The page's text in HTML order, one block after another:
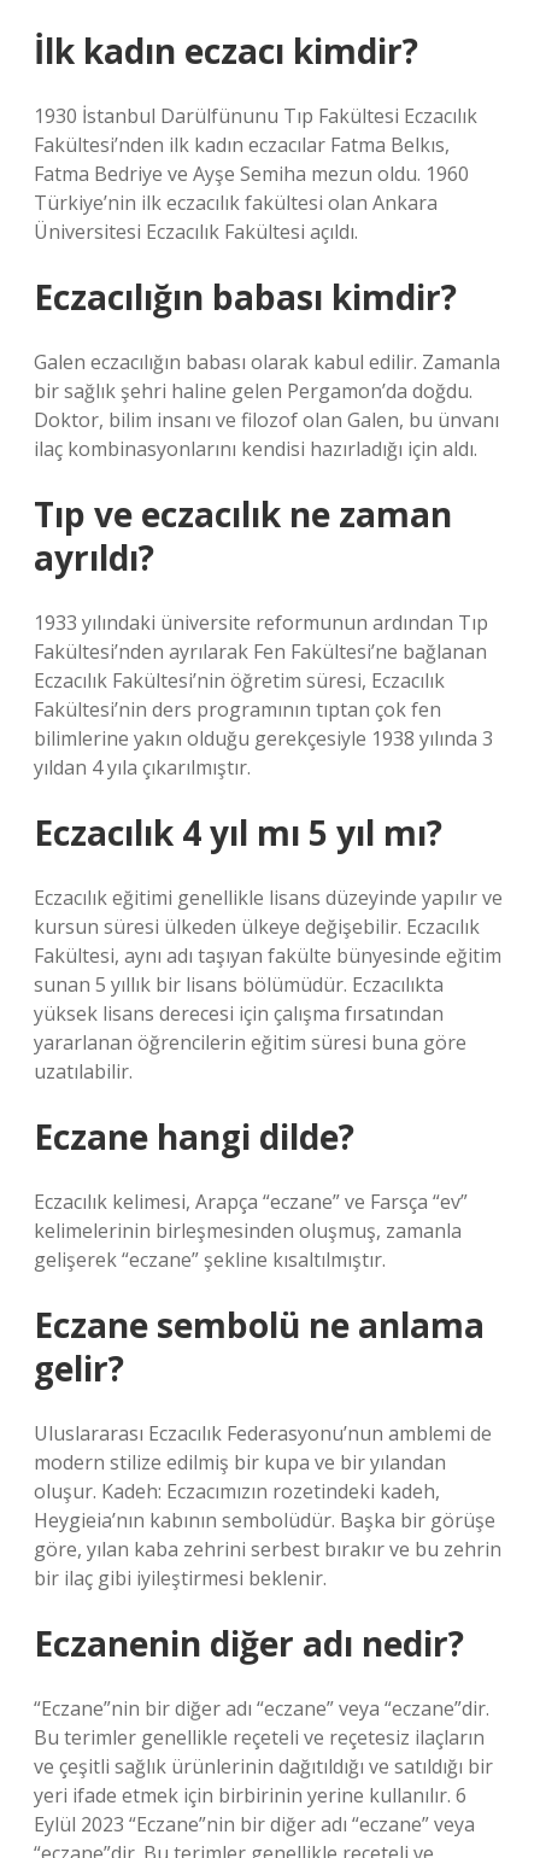
İlk kadın eczacı kimdir?
1930 İstanbul Darülfünunu Tıp Fakültesi Eczacılık
Fakültesi’nden ilk kadın eczacılar Fatma Belkıs,
Fatma Bedriye ve Ayşe Semiha mezun oldu. 1960
Türkiye’nin ilk eczacılık fakültesi olan Ankara
Üniversitesi Eczacılık Fakültesi açıldı.
Eczacılığın babası kimdir?
Galen eczacılığın babası olarak kabul edilir. Zamanla
bir sağlık şehri haline gelen Pergamon’da doğdu.
Doktor, bilim insanı ve filozof olan Galen, bu ünvanı
ilaç kombinasyonlarını kendisi hazırladığı için aldı.
Tıp ve eczacılık ne zaman
ayrıldı?
1933 yılındaki üniversite reformunun ardından Tıp
Fakültesi’nden ayrılarak Fen Fakültesi’ne bağlanan
Eczacılık Fakültesi’nin öğretim süresi, Eczacılık
Fakültesi’nin ders programının tıptan çok fen
bilimlerine yakın olduğu gerekçesiyle 1938 yılında 3
yıldan 4 yıla çıkarılmıştır.
Eczacılık 4 yıl mı 5 yıl mı?
Eczacılık eğitimi genellikle lisans düzeyinde yapılır ve
kursun süresi ülkeden ülkeye değişebilir. Eczacılık
Fakültesi, aynı adı taşıyan fakülte bünyesinde eğitim
sunan 5 yıllık bir lisans bölümüdür. Eczacılıkta
yüksek lisans derecesi için çalışma fırsatından
yararlanan öğrencilerin eğitim süresi buna göre
uzatılabilir.
Eczane hangi dilde?
Eczacılık kelimesi, Arapça “eczane” ve Farsça “ev”
kelimelerinin birleşmesinden oluşmuş, zamanla
gelişerek “eczane” şekline kısaltılmıştır.
Eczane sembolü ne anlama
gelir?
Uluslararası Eczacılık Federasyonu’nun amblemi de
modern stilize edilmiş bir kupa ve bir yılandan
oluşur. Kadeh: Eczacımızın rozetindeki kadeh,
Heygieia’nın kabının sembolüdür. Başka bir görüşe
göre, yılan kaba zehrini serbest bırakır ve bu zehrin
bir ilaç gibi iyileştirmesi beklenir.
Eczanenin diğer adı nedir?
“Eczane”nin bir diğer adı “eczane” veya “eczane”dir.
Bu terimler genellikle reçeteli ve reçetesiz ilaçların
ve çeşitli sağlık ürünlerinin dağıtıldığı ve satıldığı bir
yeri ifade etmek için birbirinin yerine kullanılır. 6
Eylül 2023 “Eczane”nin bir diğer adı “eczane” veya